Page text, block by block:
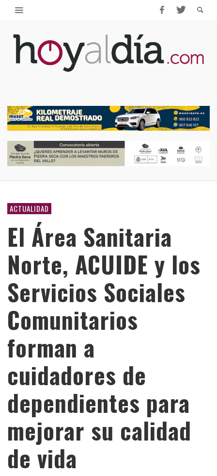
ACTUALIDAD
El Área Sanitaria
Norte, ACUIDE y los
Servicios Sociales
Comunitarios
forman a
cuidadores de
dependientes para
mejorar su calidad
de vida